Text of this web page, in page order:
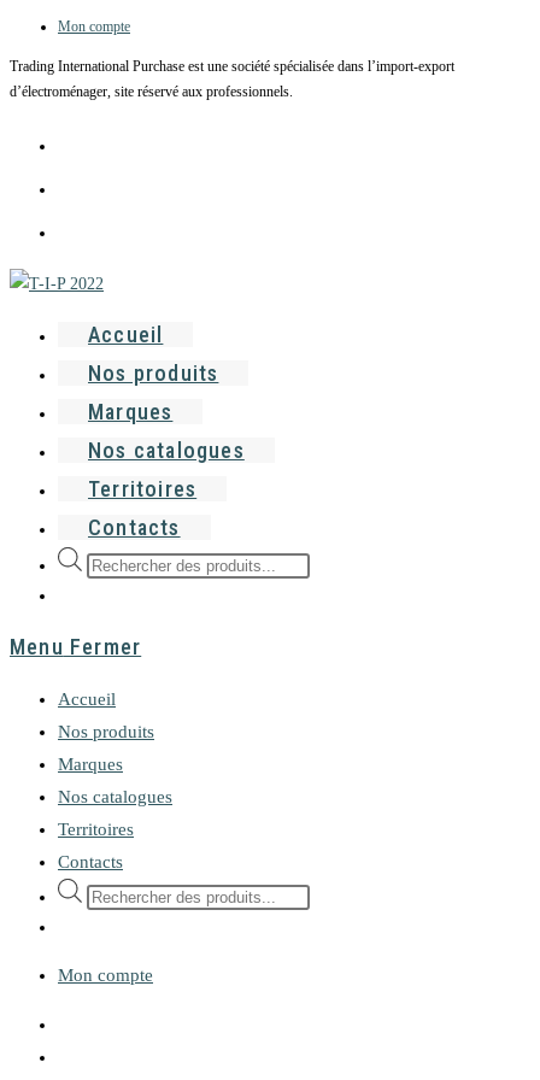
to
content
Mon compte
Trading International Purchase est une société spécialisée dans l’import-export
d’électroménager, site réservé aux professionnels.
Accueil
Nos produits
Marques
Nos catalogues
Territoires
Contacts
Recherche
Menu Fermer
Accueil
Nos produits
Marques
Nos catalogues
Territoires
Contacts
Recherche
Mon compte